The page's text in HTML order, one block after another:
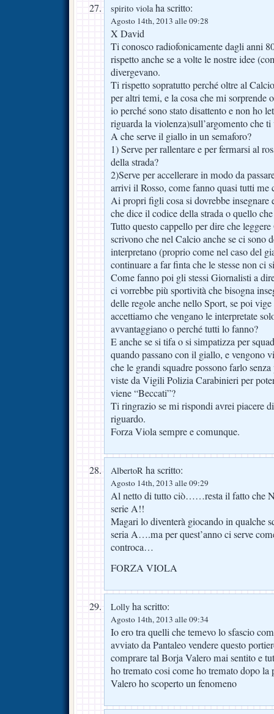
spirito violaha scritto:
Agosto 14th, 2013 alle 09:28
X David
Ti conosco radiofonicamente dagli anni
rispetto anche se a volte le nostre idee
divergevano.
Ti rispetto sopratutto perché oltre al
per altri temi, e la cosa che mi sorprende
io perché sono stato disattento e non ho
riguarda la violenza)sull’argomento che
A che serve il giallo in un semaforo?
1) Serve per rallentare e per fermarsi al
della strada?
2)Serve per accellerare in modo da
arrivi il Rosso, come fanno quasi tutti me
Ai propri figli cosa si dovrebbe insegnare
che dice il codice della strada o quello
Tutto questo cappello per dire che
scrivono che nel Calcio anche se ci sono
interpretano (proprio come nel caso del
continuare a far finta che le stesse non ci
Come fanno poi gli stessi Giornalisti a
ci vorrebbe più sportività che bisogna
delle regole anche nello Sport, se poi
accettiamo che vengano le interpretate
avvantaggiano o perché tutti lo fanno?
E anche se si tifa o si simpatizza per
quando passano con il giallo, e vengono
che le grandi squadre possono farlo
viste da Vigili Polizia Carabinieri per
viene “Beccati”?
Ti ringrazio se mi rispondi avrei piacere
riguardo.
Forza Viola sempre e comunque.
AlbertoR ha scritto:
Agosto 14th, 2013 alle 09:29
Al netto di tutto ciò……resta il fatto che
serie A!!
Magari lo diventerà giocando in qualche
seria A….ma per quest’anno ci serve
controca…
FORZA VIOLA
Lolly ha scritto:
Agosto 14th, 2013 alle 09:34
Io ero tra quelli che temevo lo sfascio
avviato da Pantaleo vendere questo
comprare tal Borja Valero mai sentito e
ho tremato cosi come ho tremato dopo
Valero ho scoperto un fenomeno